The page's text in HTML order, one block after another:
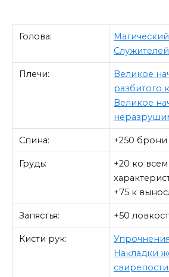
Голова:
Плечи:
Великое
разбитого
Великое
Спина: +250 брони
Грудь:
+20 ко всем
+75 к
Запястья: +50
Кисти рук:
Накладки
свирепости